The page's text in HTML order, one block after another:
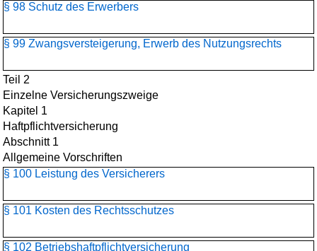
§ 98 Schutz des Erwerbers
§ 99 Zwangsversteigerung, Erwerb des Nutzungsrechts
Teil 2
Einzelne Versicherungszweige
Kapitel 1
Haftpflichtversicherung
Abschnitt 1
Allgemeine Vorschriften
§ 100 Leistung des Versicherers
§ 101 Kosten des Rechtsschutzes
§ 102 Betriebshaftpflichtversicherung